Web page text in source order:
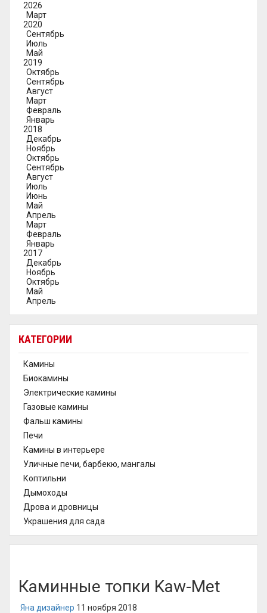
2026
Март
2020
Сентябрь
Июль
Май
2019
Октябрь
Сентябрь
Август
Март
Февраль
Январь
2018
Декабрь
Ноябрь
Октябрь
Сентябрь
Август
Июль
Июнь
Май
Апрель
Март
Февраль
Январь
2017
Декабрь
Ноябрь
Октябрь
Май
Апрель
КАТЕГОРИИ
Камины
Биокамины
Электрические камины
Газовые камины
Фальш камины
Печи
Камины в интерьере
Уличные печи, барбекю, мангалы
Коптильни
Дымоходы
Дрова и дровницы
Украшения для сада
Каминные топки Kaw-Met
Яна дизайнер 11 ноября 2018